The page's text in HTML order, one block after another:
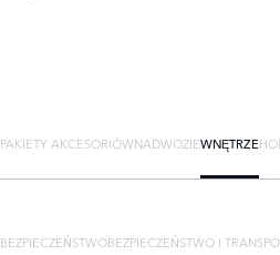
PAKIETY AKCESORIÓWNADWOZIEWNĘTRZE
BEZPIECZEŃSTWOBEZPIECZEŃSTWO I